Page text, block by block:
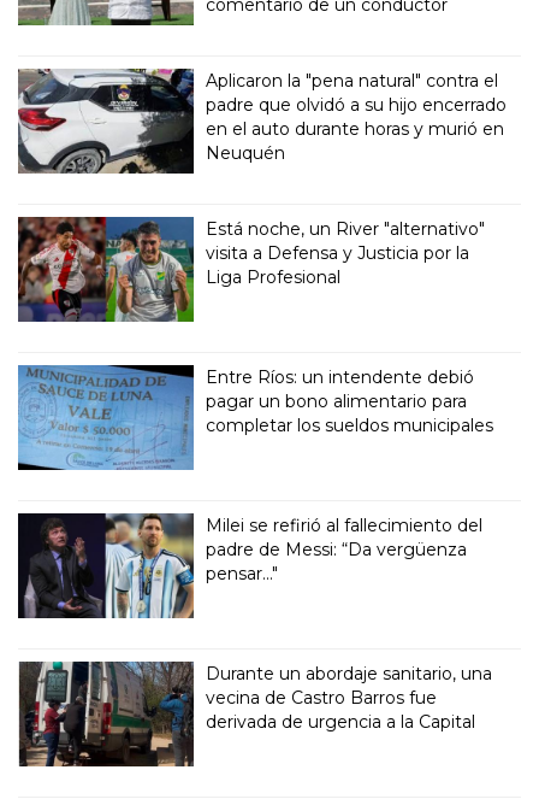
comentario de un conductor
Aplicaron la "pena natural" contra el
padre que olvidó a su hijo encerrado
en el auto durante horas y murió en
Neuquén
Está noche, un River "alternativo"
visita a Defensa y Justicia por la
Liga Profesional
Entre Ríos: un intendente debió
pagar un bono alimentario para
completar los sueldos municipales
Milei se refirió al fallecimiento del
padre de Messi: “Da vergüenza
pensar..."
Durante un abordaje sanitario, una
vecina de Castro Barros fue
derivada de urgencia a la Capital